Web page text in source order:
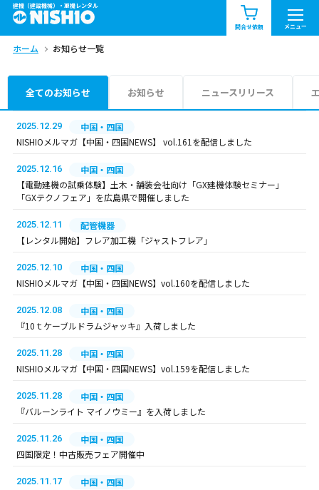
建機（建設機械）・重機レンタル
問合せ依頼 メニュー
商品一覧 お知らせ一覧
問合せ依頼リスト
エリア情報を見る
九州・沖縄（外部）
ホーム お知らせ一覧
全てのお知らせ お知らせ ニュースリリース
2025.12.29
中国・四国
NISHIOメルマガ【中国・四国NEWS】 vol.161を配信しました
2025.12.16
中国・四国
【電動建機の試乗体験】土木・舗装会社向け「GX建機体験セミナー」
「GXテクノフェア」を広島県で開催しました
2025.12.11
配管機器
【レンタル開始】フレア加工機「ジャストフレア」
2025.12.10
中国・四国
NISHIOメルマガ【中国・四国NEWS】vol.160を配信しました
2025.12.08
中国・四国
『10ｔケーブルドラムジャッキ』入荷しました
2025.11.28
中国・四国
NISHIOメルマガ【中国・四国NEWS】vol.159を配信しました
2025.11.28
中国・四国
『バルーンライト マイノウミー』を入荷しました
2025.11.26
中国・四国
四国限定！中古販売フェア開催中
2025.11.17
中国・四国